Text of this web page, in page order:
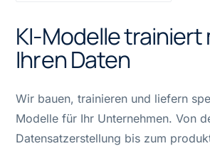
KI-Modelle trainiert
Ihren Daten
Wir bauen, trainieren und liefern
Modelle für Ihr Unternehmen. Von
Datensatzerstellung bis zum